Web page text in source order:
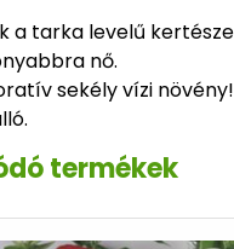
a tarka levelű
nő.
sekély vízi növény!
termékek